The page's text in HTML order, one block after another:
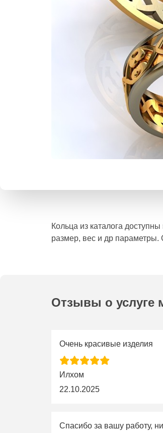
Кольца из каталога
размер, вес и др параметры.
Отзывы о услуге
Очень красивые изделия
Илхом
22.10.2025
Спасибо за вашу работу,